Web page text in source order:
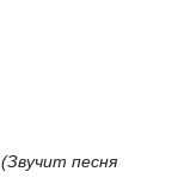
(Звучит песня